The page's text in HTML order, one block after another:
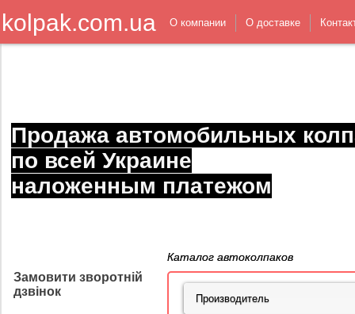
kolpak.com.ua О компании О доставке
Продажа автомобильных
по всей Украине
наложенным платежом
Замовити зворотній
дзвінок
Каталог автоколпаков